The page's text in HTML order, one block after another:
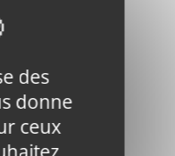
des
donne
ceux